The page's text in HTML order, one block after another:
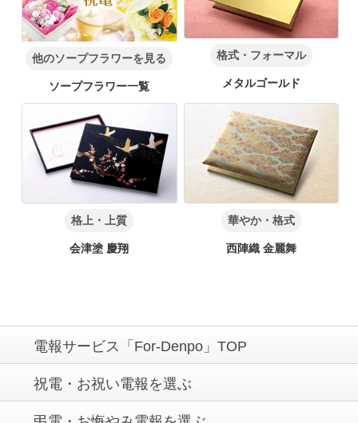
他のソープフラワーを見る
ソープフラワー一覧
格式・フォーマル
メタルゴールド
格上・上質
会津塗 慶翔
華やか・格式
西陣織 金麗舞
電報サービス「For-Denpo」TOP
祝電・お祝い電報を選ぶ